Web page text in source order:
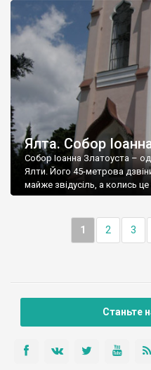
Ялта. Собор
Собор Іоанна Златоуста –
Ялти. Його 45-метрова
майже звідусіль, а колись
1 2 3
Станьте